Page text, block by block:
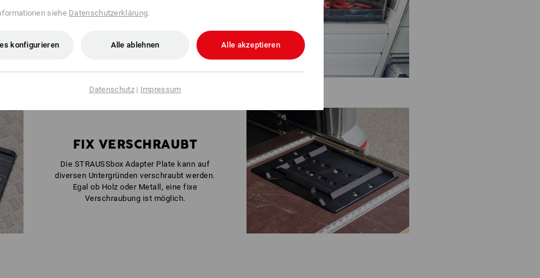
in der Werkstatt.
FIX VERSCHRAUBT
Die STRAUSSbox Adapter Plate kann auf
diversen Untergründen verschraubt werden.
Egal ob Holz oder Metall, eine fixe
Verschraubung ist möglich.
siehe Datenschutzerklärung.
konfigurieren Alle ablehnen Alle akzeptieren
Datenschutz| Impressum